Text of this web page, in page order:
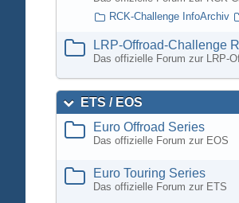
RCK-Challenge InfoArchiv
LRP-Offroad-Challenge
Das offizielle Forum zur LRP-
ETS / EOS
Euro Offroad Series
Das offizielle Forum zur EOS
Euro Touring Series
Das offizielle Forum zur ETS